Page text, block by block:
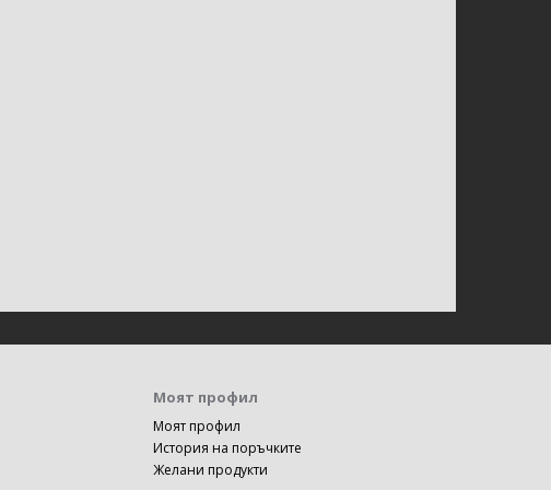
Моят профил
Моят профил
История на поръчките
Желани продукти